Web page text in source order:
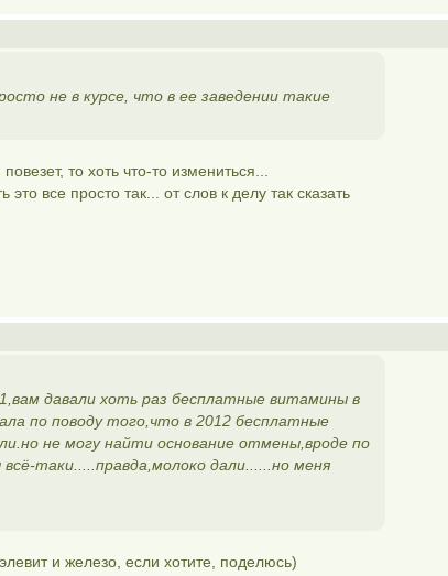
не в курсе, что в ее заведении такие
то хоть что-то измениться...
все просто так... от слов к делу так сказать
давали хоть раз бесплатные витамины в
по поводу того,что в 2012 бесплатные
не могу найти основание отмены,вроде по
таки.....правда,молоко дали......но меня
и железо, если хотите, поделюсь)